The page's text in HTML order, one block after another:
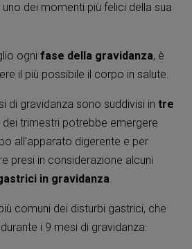
dei momenti più felici della sua
ogni fase della gravidanza, è
il più possibile il corpo in salute.
di gravidanza sono suddivisi in tre
dei trimestri potrebbe emergere
all’apparato digerente e per
presi in considerazione alcuni
in gravidanza.
comuni dei disturbi gastrici, che
i 9 mesi di gravidanza: